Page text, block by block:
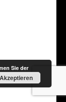
Sie der
Akzeptieren